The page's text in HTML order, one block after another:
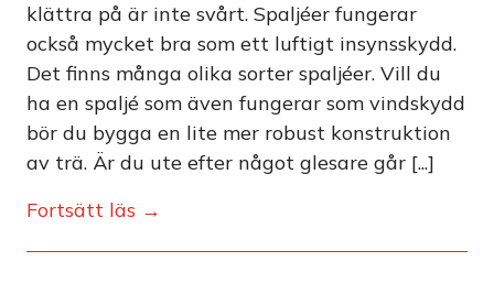
klättra på är inte svårt. Spaljéer fungerar
också mycket bra som ett luftigt insynsskydd.
Det finns många olika sorter spaljéer. Vill du
ha en spaljé som även fungerar som vindskydd
bör du bygga en lite mer robust konstruktion
av trä. Är du ute efter något glesare går [...]
Fortsätt läs →